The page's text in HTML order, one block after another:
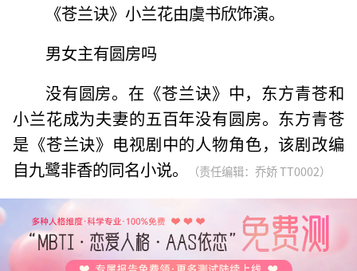
《苍兰诀》小兰花由虞书欣饰演。
男女主有圆房吗
没有圆房。在《苍兰诀》中，东方青苍和
小兰花成为夫妻的五百年没有圆房。东方青苍
是《苍兰诀》电视剧中的人物角色，该剧改编
自九鹭非香的同名小说。
（责任编辑：乔娇 TT0002）